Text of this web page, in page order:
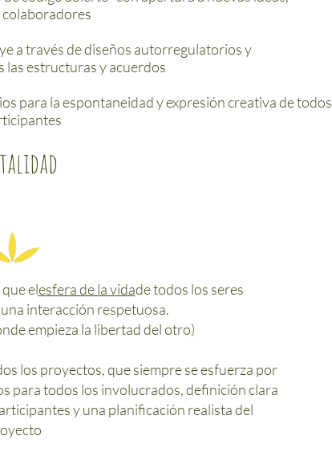
colaboradores
a través de diseños autorregulatorios y
las estructuras y acuerdos
para la espontaneidad y expresión creativa de todos
elesfera de la vidade todos los seres
interacción respetuosa.
empieza la libertad del otro)
los proyectos, que siempre se esfuerza por
para todos los involucrados, definición clara
y una planificación realista del